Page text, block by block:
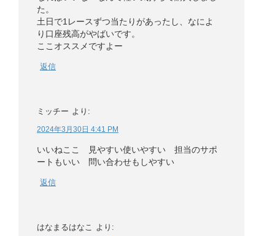
た。
土日で1レースずつ当たりがあったし、なによ
り口座残高がやばいです。
ここオススメですよー
返信
ミッチー より:
2024年3月30日 4:41 PM
いいねここ 見やすい使いやすい 担当のサポ
ートもいい 問い合わせもしやすい
返信
はなまるはなこ より: